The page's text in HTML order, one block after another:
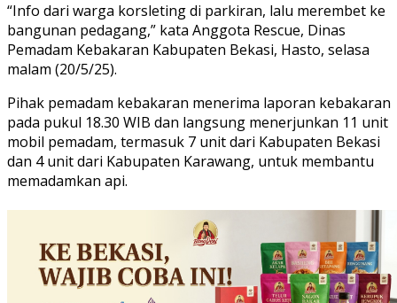
“Info dari warga korsleting di parkiran, lalu merembet ke
bangunan pedagang,” kata Anggota Rescue, Dinas
Pemadam Kebakaran Kabupaten Bekasi, Hasto, selasa
malam (20/5/25).
Pihak pemadam kebakaran menerima laporan kebakaran
pada pukul 18.30 WIB dan langsung menerjunkan 11 unit
mobil pemadam, termasuk 7 unit dari Kabupaten Bekasi
dan 4 unit dari Kabupaten Karawang, untuk membantu
memadamkan api.